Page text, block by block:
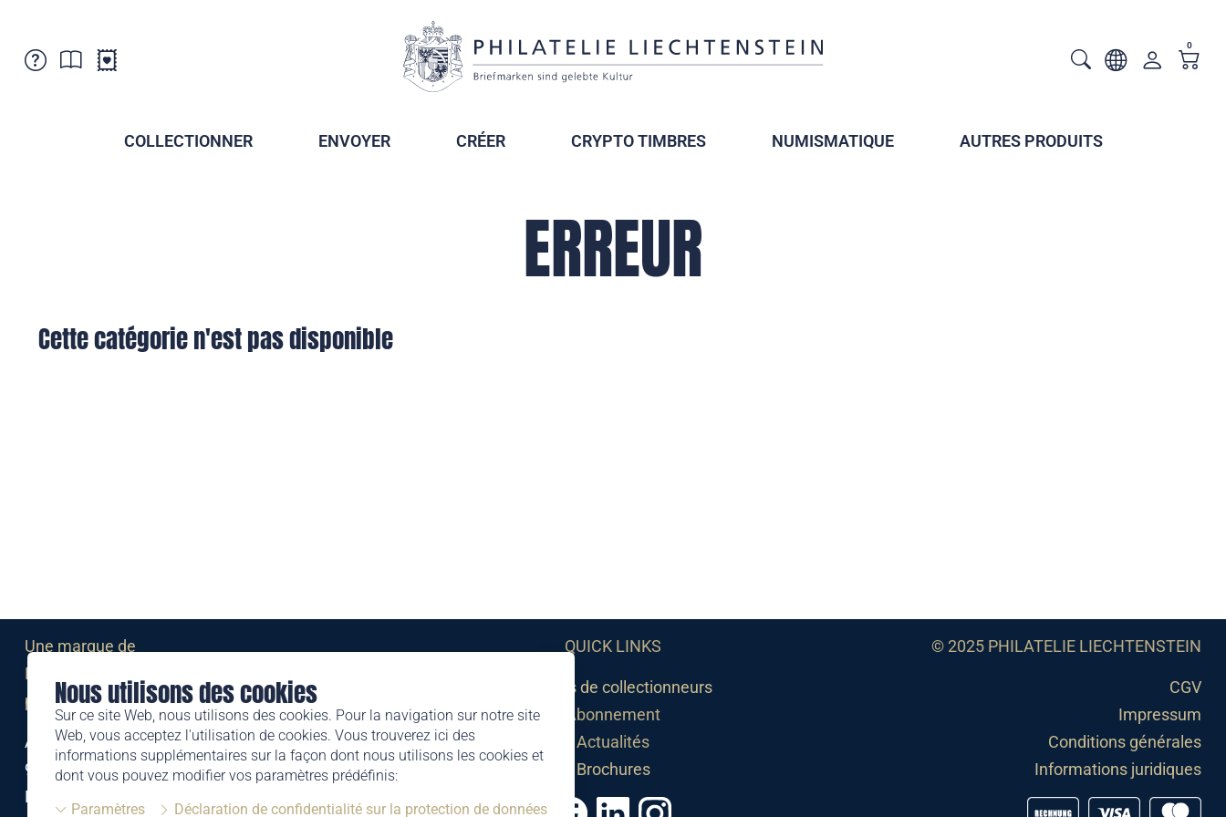
Nous utilisons des cookies
Sur ce site Web, nous utilisons des cookies. Pour la navigation sur notre site
Web, vous acceptez l'utilisation de cookies. Vous trouverez ici des
informations supplémentaires sur la façon dont nous utilisons les cookies et
dont vous pouvez modifier vos paramètres prédéfinis:
Paramètres
Déclaration de confidentialité sur la protection de données
Points de vente
Abonnement
0
COLLECTIONNER ENVOYER CRÉER CRYPTO TIMBRES NUMISMATIQUE AUTRES PRODUITS
ERREUR
Cette catégorie n'est pas disponible
Une marque de
Liechtensteinischen Post AG
post.li
Alte Zollstrasse 11
9494 Schaan
Liechtenstein
QUICK LINKS
Sociétés de collectionneurs
Abonnement
Actualités
Brochures
© 2025 PHILATELIE LIECHTENSTEIN
CGV
Impressum
Conditions générales
Informations juridiques